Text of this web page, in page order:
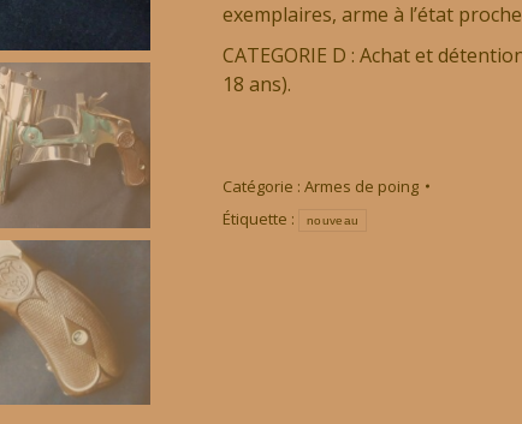
exemplaires, arme à l’état
CATEGORIE D : Achat et
18 ans).
Catégorie : Armes de poing
Étiquette :
nouveau